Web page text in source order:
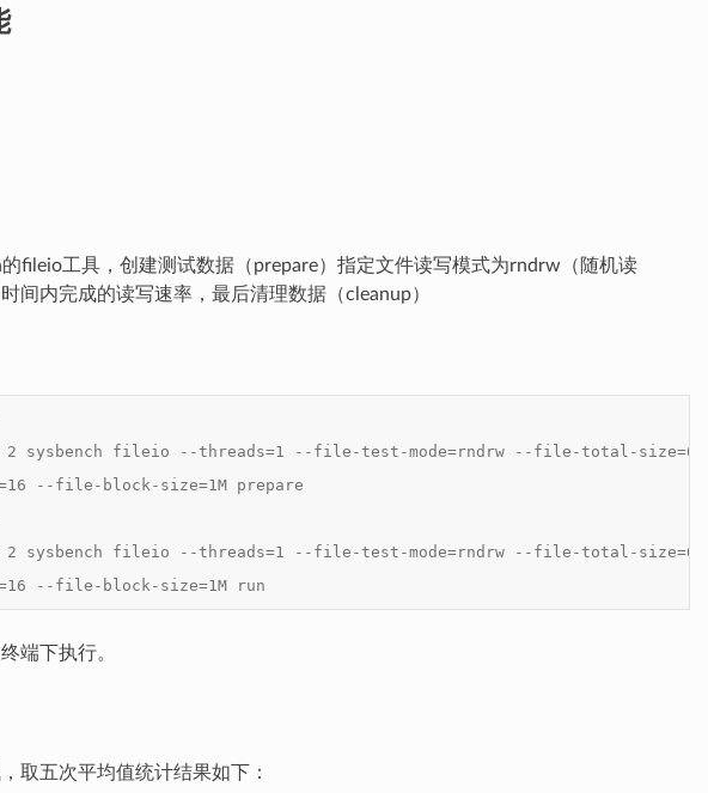
fileio工具，创建测试数据（prepare）指定文件读写模式为rndrw（随机读
间内完成的读写速率，最后清理数据（cleanup）
sysbench fileio --threads=1 --file-test-mode=rndrw --file-total-size=64M
--file-block-size=1M prepare
sysbench fileio --threads=1 --file-test-mode=rndrw --file-total-size=64M
--file-block-size=1M run
端下执行。
取五次平均值统计结果如下：